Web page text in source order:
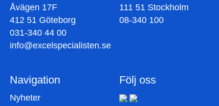
Åvägen 17F
412 51 Göteborg
031-340 44 00
info@excelspecialisten.se
111 51 Stockholm
08-340 100
Navigation
Nyheter
Följ oss